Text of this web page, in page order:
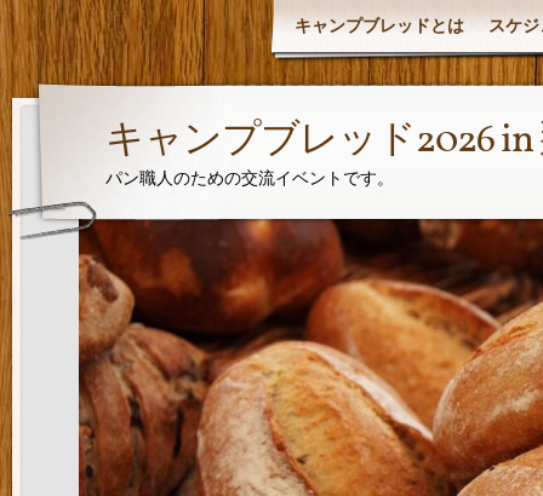
キャンプブレッドとは スケ
キャンプブレッド2026
パン職人のための交流イベントです。